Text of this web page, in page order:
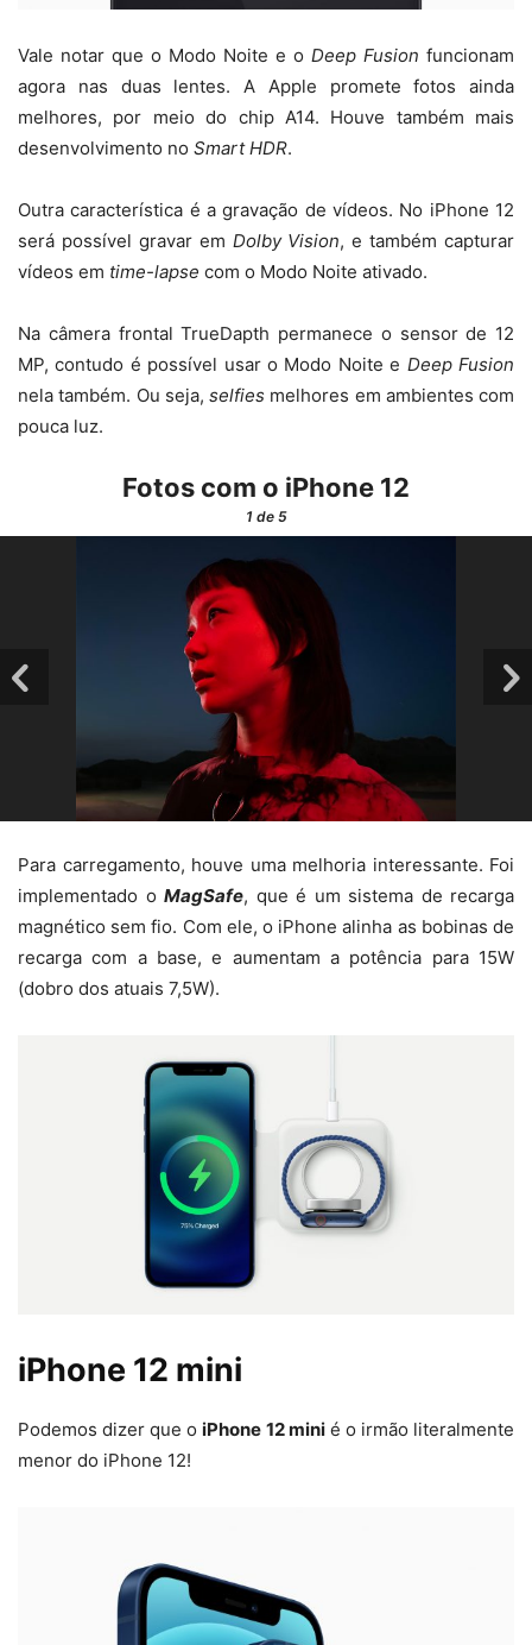
Vale notar que o Modo Noite e o Deep Fusion funcionam
agora nas duas lentes. A Apple promete fotos ainda
melhores, por meio do chip A14. Houve também mais
desenvolvimento no Smart HDR.
Outra característica é a gravação de vídeos. No iPhone 12
será possível gravar em Dolby Vision, e também capturar
vídeos em time-lapse com o Modo Noite ativado.
Na câmera frontal TrueDapth permanece o sensor de 12
MP, contudo é possível usar o Modo Noite e Deep Fusion
nela também. Ou seja, selfies melhores em ambientes com
pouca luz.
Fotos com o iPhone 12
1de 5
Para carregamento, houve uma melhoria interessante. Foi
implementado o MagSafe, que é um sistema de recarga
magnético sem fio. Com ele, o iPhone alinha as bobinas de
recarga com a base, e aumentam a potência para 15W
(dobro dos atuais 7,5W).
iPhone 12 mini
Podemos dizer que oiPhone 12 minié o irmão literalmente
menor do iPhone 12!